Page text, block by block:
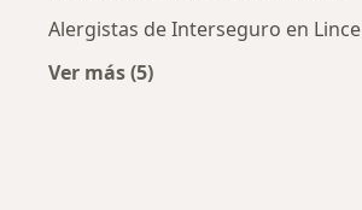
Alergistas de Interseguro en Lince
Ver más (5)